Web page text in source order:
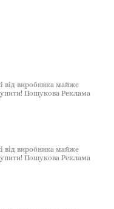
від виробника майже
Пошукова Реклама
від виробника майже
Пошукова Реклама